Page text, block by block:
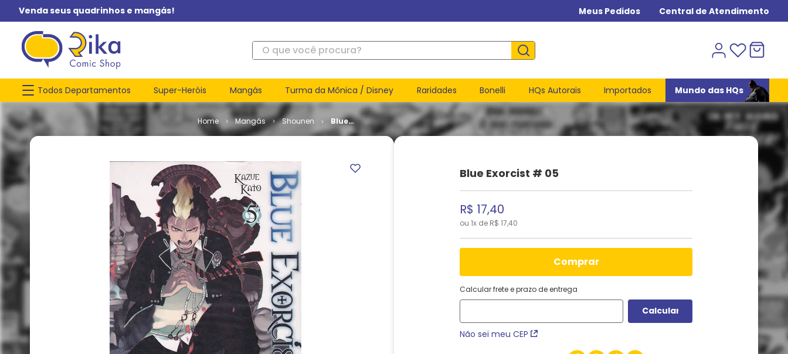
Venda seus quadrinhos e mangás! Meus Pedidos Central de Atendimento
O que você procura?
Todos Departamentos Super-Heróis Mangás Turma da Mônica / Disney Raridades Bonelli HQs Autorais Importados Mundo das HQs
Mangás Shounen
Blue
Exorcist #
Blue Exorcist # 05
R$ 17,40
ou 1x de R$ 17,40
comprar
Calcular frete e prazo de entrega
Não sei meu CEP